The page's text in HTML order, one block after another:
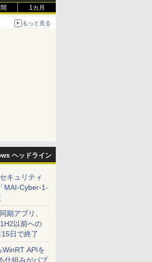
1カ月
もっと見る
ヘッドライン
キュリティ
MAI-Cyber-1-
期アプリ、
以前への
日で終了
APIを
仕組みがパブ